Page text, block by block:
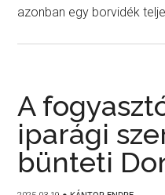
azonban egy borvidék
A
iparági
bünteti